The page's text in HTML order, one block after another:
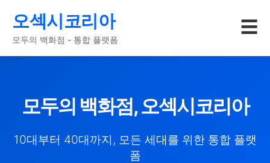
오섹시코리아
모두의 백화점 - 통합 플랫폼
☰
모두의 백화점, 오섹시코리아
10대부터 40대까지, 모든 세대를 위한 통합 플랫
폼